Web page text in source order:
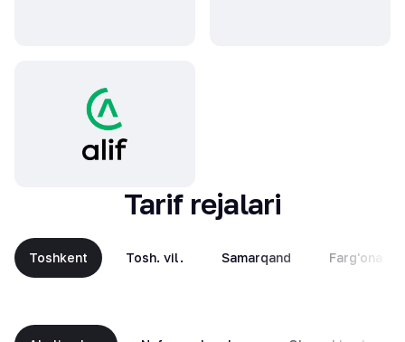
Tarif rejalari
Toshkent Tosh. vil. Samarqand Farg'ona